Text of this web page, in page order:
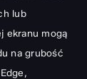
lub
ekranu mogą
na grubość